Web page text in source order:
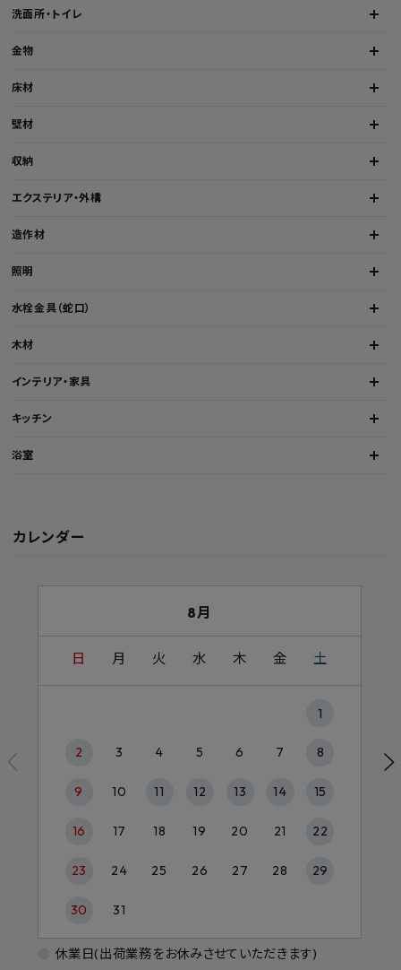
洗面所・トイレ
金物
床材
壁材
収納
エクステリア・外構
造作材
照明
水栓金具（蛇口）
木材
インテリア・家具
キッチン
浴室
カレンダー
8月
日 月 火 水 木 金 土
1
2 3 4 5 6 7 8
9 10 11 12 13 14 15
16 17 18 19 20 21 22
23 24 25 26 27 28 29
30 31
休業日(出荷業務をお休みさせていただきます)